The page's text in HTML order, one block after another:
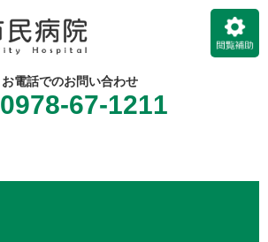
お電話でのお問い合わせ
0978-67-1211